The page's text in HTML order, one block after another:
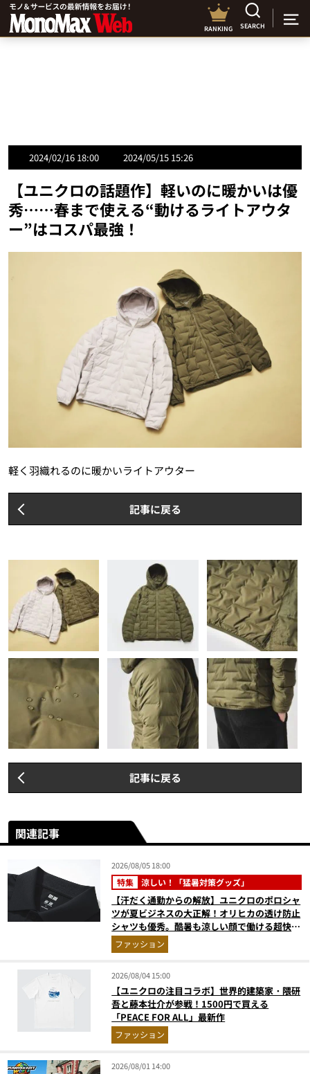
RANKING SEARCH
2024/02/16 18:00 2024/05/15 15:26
【ユニクロの話題作】軽いのに暖かいは優
秀……春まで使える“動けるライトアウタ
ー”はコスパ最強！
軽く羽織れるのに暖かいライトアウター
記事に戻る
記事に戻る
関連記事
2026/08/05 18:00
特集 涼しい！「猛暑対策グッズ」
【汗だく通勤からの解放】ユニクロのポロシャ
ツが夏ビジネスの大正解！オリヒカの透け防止
シャツも優秀。酷暑も涼しい顔で働ける超快適
ウエアの実力
ファッション
2026/08/04 15:00
【ユニクロの注目コラボ】世界的建築家・隈研
吾と藤本壮介が参戦！1500円で買える
「PEACE FOR ALL」最新作
ファッション
2026/08/01 14:00